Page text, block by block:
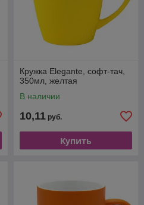
Кружка Elegante, софт-тач,
350мл, желтая
В наличии
10,11 руб.
Купить